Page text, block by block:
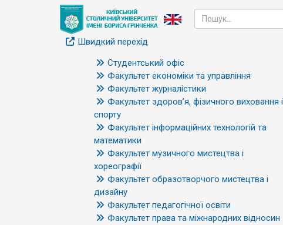
Швидкий перехід
Студентський офіс
Факультет економіки та управління
Факультет журналістики
Факультет здоров’я, фізичного виховання і
спорту
Факультет інформаційних технологій та
математики
Факультет музичного мистецтва і
хореографії
Факультет образотворчого мистецтва і
дизайну
Факультет педагогічної освіти
Факультет права та міжнародних відносин